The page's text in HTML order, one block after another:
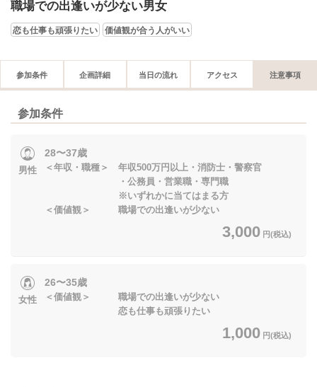
職場での出逢いが少ない男女
恋も仕事も頑張りたい 価値観が合う人がいい
参加条件 企画詳細 当日の流れ アクセス 注意事項
参加条件
男性
28〜37歳
＜年収・職種＞ 年収500万円以上・消防士・警察官
・公務員・営業職・専門職
※いずれかに当てはまる方
＜価値観＞ 職場での出逢いが少ない
3,000 円(税込)
女性
26〜35歳
＜価値観＞ 職場での出逢いが少ない
恋も仕事も頑張りたい
1,000 円(税込)